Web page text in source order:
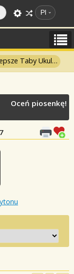
Pl
Taby Ukulele
Oceń piosenkę!